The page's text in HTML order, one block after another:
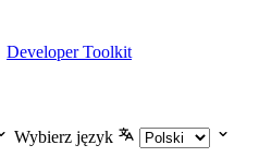
Developer Toolkit
Wybierz język